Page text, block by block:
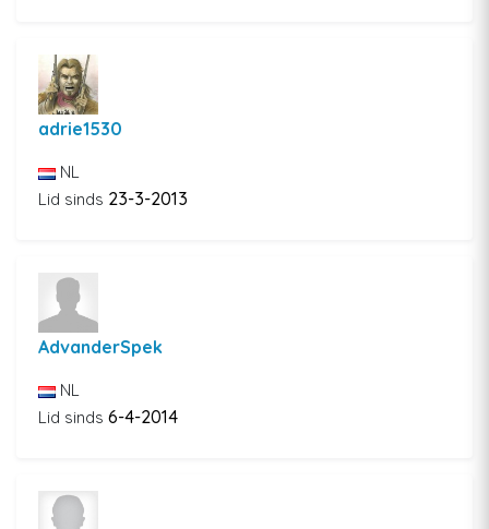
adrie1530
NL
Lid sinds 23-3-2013
AdvanderSpek
NL
Lid sinds 6-4-2014